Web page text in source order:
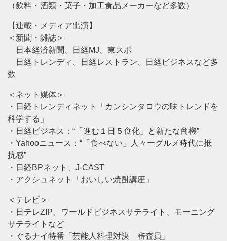
（飲料・酒類・菓子・加工食品メーカーなど多数）
【連載・メディア出演】
＜新聞・雑誌＞
日本経済新聞、日経MJ、東スポ
日経トレンディ、日経レストラン、日経ビジネスなど多
数
＜ネット媒体＞
・日経トレンディネット「カンシンタロウの味トレンドを
科学する」
・日経ビジネス：“「進む１日５食化」と新たな商機”
・Yahooニュース：“「食べない」人々ーグルメ時代に抵
抗感”
・日経BPネット、J-CAST
・アクシュネット「おいしい焼酎講座」
＜テレビ＞
・日テレZIP、ワールドビジネスサテライト、モーニング
サテライトなど
・ぐるナイ特番「芸能人料理対決 審査員」